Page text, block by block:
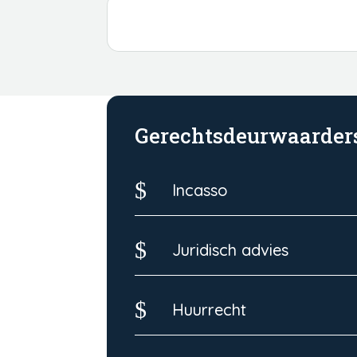
$ Incasso
$ Juridisch advies
$ Huurrecht